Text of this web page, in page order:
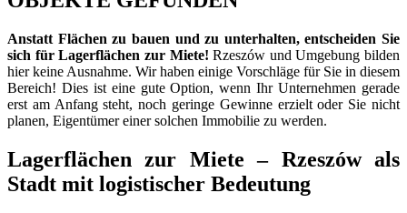
Anstatt Flächen zu bauen und zu unterhalten, entscheiden Sie
sich für Lagerflächen zur Miete!Rzeszów und Umgebung bilden
hier keine Ausnahme. Wir haben einige Vorschläge für Sie in diesem
Bereich! Dies ist eine gute Option, wenn Ihr Unternehmen gerade
erst am Anfang steht, noch geringe Gewinne erzielt oder Sie nicht
planen, Eigentümer einer solchen Immobilie zu werden.
Lagerflächen zur Miete – Rzeszów als
Stadt mit logistischer Bedeutung